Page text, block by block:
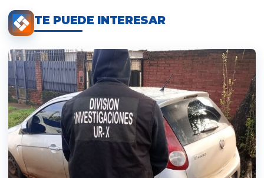
TE PUEDE INTERESAR